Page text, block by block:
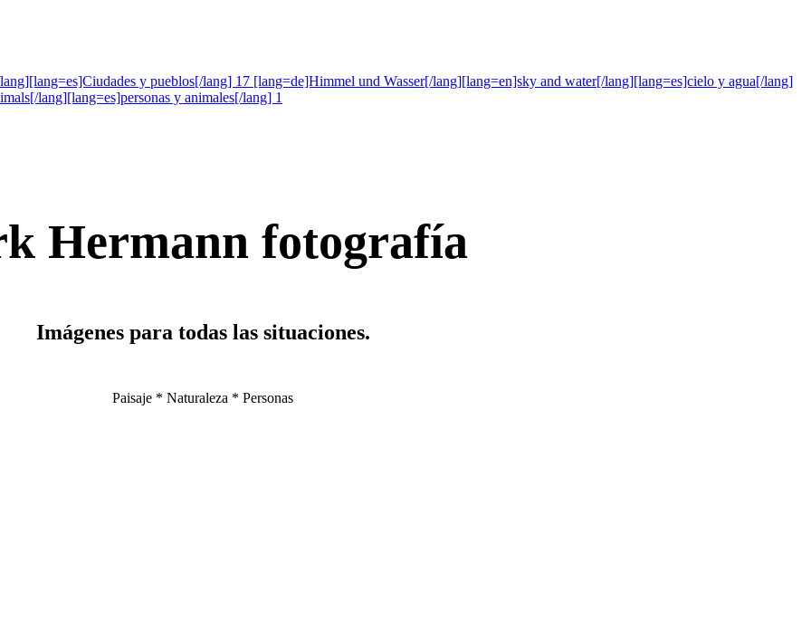
y pueblos[/lang] 17 [lang=de]Himmel und Wasser[/lang][lang=en]sky and water[/lang][lang=es]cielo y agua[/lang]
lang][lang=es]personas y animales[/lang] 1
Hermann fotografía
Imágenes para todas las situaciones.
Paisaje * Naturaleza * Personas